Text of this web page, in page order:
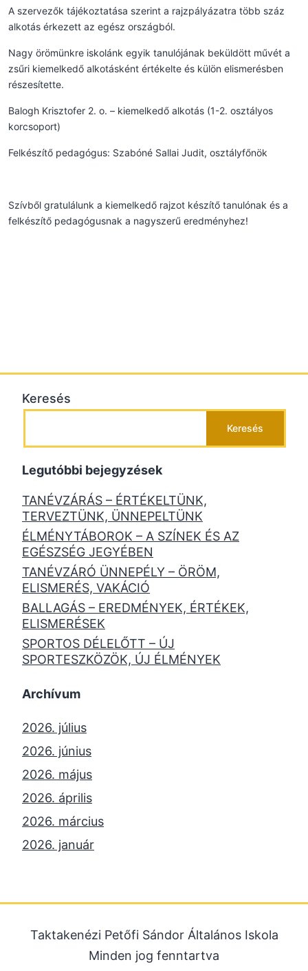
A szervezők tájékoztatása szerint a rajzpályázatra több száz
alkotás érkezett az egész országból.
Nagy örömünkre iskolánk egyik tanulójának beküldött művét a
zsűri kiemelkedő alkotásként értékelte és külön elismerésben
részesítette.
Balogh Krisztofer 2. o. – kiemelkedő alkotás (1-2. osztályos
korcsoport)
Felkészítő pedagógus: Szabóné Sallai Judit, osztályfőnök
Szívből gratulálunk a kiemelkedő rajzot készítő tanulónak és a
felkészítő pedagógusnak a nagyszerű eredményhez!
Keresés
Keresés
Legutóbbi bejegyzések
TANÉVZÁRÁS – ÉRTÉKELTÜNK,
TERVEZTÜNK, ÜNNEPELTÜNK
ÉLMÉNYTÁBOROK – A SZÍNEK ÉS AZ
EGÉSZSÉG JEGYÉBEN
TANÉVZÁRÓ ÜNNEPÉLY – ÖRÖM,
ELISMERÉS, VAKÁCIÓ
BALLAGÁS – EREDMÉNYEK, ÉRTÉKEK,
ELISMERÉSEK
SPORTOS DÉLELŐTT – ÚJ
SPORTESZKÖZÖK, ÚJ ÉLMÉNYEK
Archívum
2026. július
2026. június
2026. május
2026. április
2026. március
2026. január
2025. július
2025. június
Taktakenézi Petőfi Sándor Általános Iskola
Minden jog fenntartva